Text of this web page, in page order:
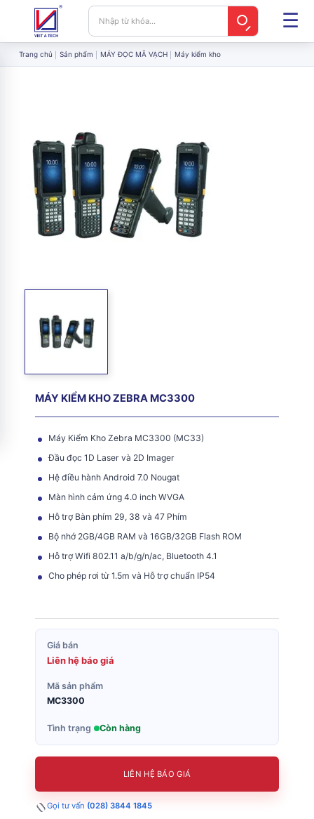
Trang chủ Sản phẩm MÁY ĐỌC MÃ VẠCH Máy kiểm kho
MÁY KIỂM KHO ZEBRA MC3300
Máy Kiểm Kho Zebra MC3300 (MC33)
Đầu đọc 1D Laser và 2D Imager
Hệ điều hành Android 7.0 Nougat
Màn hình cảm ứng 4.0 inch WVGA
Hỗ trợ Bàn phím 29, 38 và 47 Phím
Bộ nhớ 2GB/4GB RAM và 16GB/32GB Flash ROM
Hỗ trợ Wifi 802.11 a/b/g/n/ac, Bluetooth 4.1
Cho phép rơi từ 1.5m và Hỗ trợ chuẩn IP54
Giá bán
Liên hệ báo giá
Mã sản phẩm
MC3300
Tình trạng Còn hàng
LIÊN HỆ BÁO GIÁ
Gọi tư vấn (028) 3844 1845